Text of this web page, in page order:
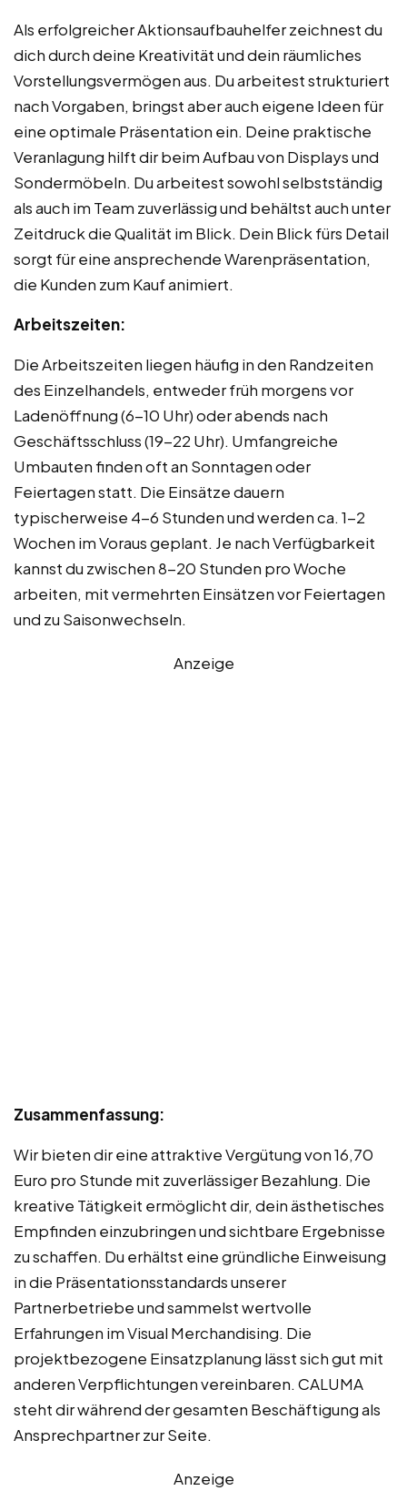
Als erfolgreicher Aktionsaufbauhelfer zeichnest du
dich durch deine Kreativität und dein räumliches
Vorstellungsvermögen aus. Du arbeitest strukturiert
nach Vorgaben, bringst aber auch eigene Ideen für
eine optimale Präsentation ein. Deine praktische
Veranlagung hilft dir beim Aufbau von Displays und
Sondermöbeln. Du arbeitest sowohl selbstständig
als auch im Team zuverlässig und behältst auch unter
Zeitdruck die Qualität im Blick. Dein Blick fürs Detail
sorgt für eine ansprechende Warenpräsentation,
die Kunden zum Kauf animiert.
Arbeitszeiten:
Die Arbeitszeiten liegen häufig in den Randzeiten
des Einzelhandels, entweder früh morgens vor
Ladenöffnung (6-10 Uhr) oder abends nach
Geschäftsschluss (19-22 Uhr). Umfangreiche
Umbauten finden oft an Sonntagen oder
Feiertagen statt. Die Einsätze dauern
typischerweise 4-6 Stunden und werden ca. 1-2
Wochen im Voraus geplant. Je nach Verfügbarkeit
kannst du zwischen 8-20 Stunden pro Woche
arbeiten, mit vermehrten Einsätzen vor Feiertagen
und zu Saisonwechseln.
Anzeige
Zusammenfassung:
Wir bieten dir eine attraktive Vergütung von 16,70
Euro pro Stunde mit zuverlässiger Bezahlung. Die
kreative Tätigkeit ermöglicht dir, dein ästhetisches
Empfinden einzubringen und sichtbare Ergebnisse
zu schaffen. Du erhältst eine gründliche Einweisung
in die Präsentationsstandards unserer
Partnerbetriebe und sammelst wertvolle
Erfahrungen im Visual Merchandising. Die
projektbezogene Einsatzplanung lässt sich gut mit
anderen Verpflichtungen vereinbaren. CALUMA
steht dir während der gesamten Beschäftigung als
Ansprechpartner zur Seite.
Anzeige